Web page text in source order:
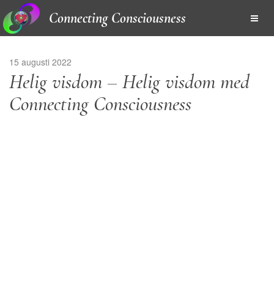
Connecting Consciousness
15 augusti 2022
Helig visdom – Helig visdom med
Connecting Consciousness